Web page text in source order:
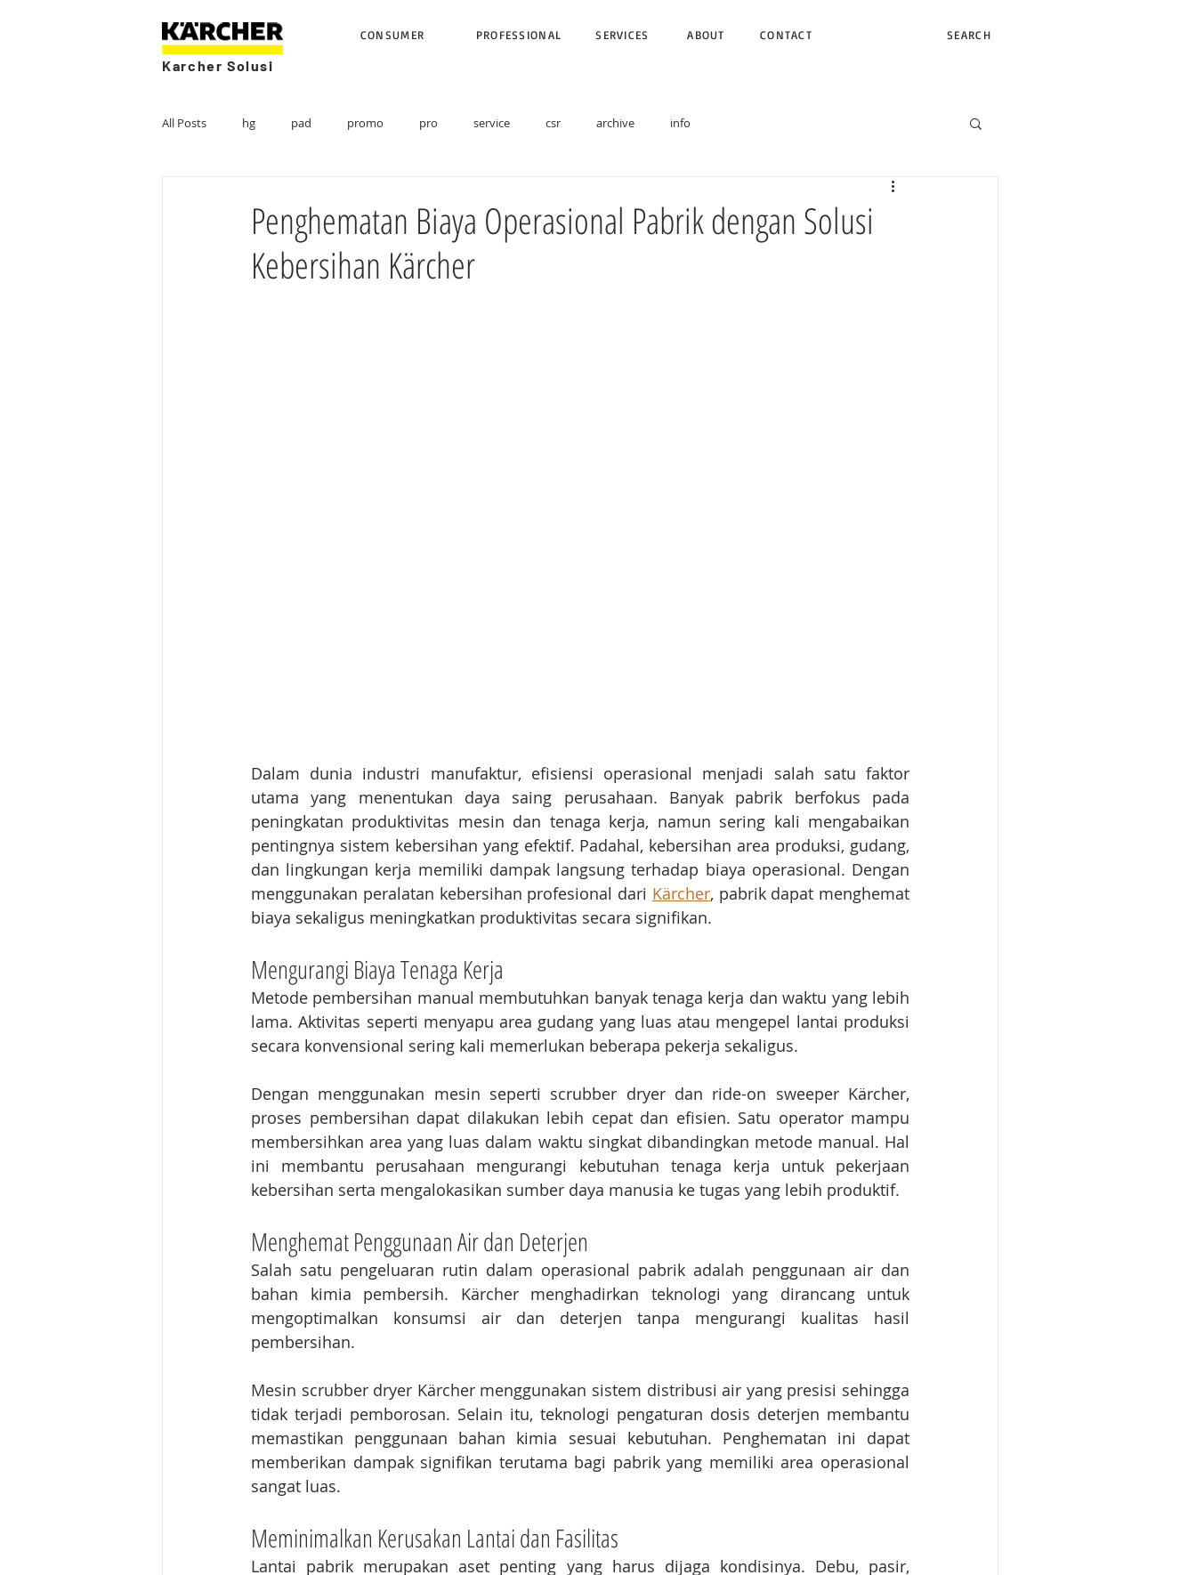
CONSUMER PROFESSIONAL SERVICES ABOUT CONTACT SEARCH
Karcher Solusi
All Posts hg pad promo pro service csr archive info
Penghematan Biaya Operasional Pabrik dengan Solusi
Kebersihan Kärcher
Dalam dunia industri manufaktur, efisiensi operasional menjadi salah satu faktor
utama yang menentukan daya saing perusahaan. Banyak pabrik berfokus pada
peningkatan produktivitas mesin dan tenaga kerja, namun sering kali mengabaikan
pentingnya sistem kebersihan yang efektif. Padahal, kebersihan area produksi, gudang,
dan lingkungan kerja memiliki dampak langsung terhadap biaya operasional. Dengan
menggunakan peralatan kebersihan profesional dari Kärcher, pabrik dapat menghemat
biaya sekaligus meningkatkan produktivitas secara signifikan.
Mengurangi Biaya Tenaga Kerja
Metode pembersihan manual membutuhkan banyak tenaga kerja dan waktu yang lebih
lama. Aktivitas seperti menyapu area gudang yang luas atau mengepel lantai produksi
secara konvensional sering kali memerlukan beberapa pekerja sekaligus.
Dengan menggunakan mesin seperti scrubber dryer dan ride-on sweeper Kärcher,
proses pembersihan dapat dilakukan lebih cepat dan efisien. Satu operator mampu
membersihkan area yang luas dalam waktu singkat dibandingkan metode manual. Hal
ini membantu perusahaan mengurangi kebutuhan tenaga kerja untuk pekerjaan
kebersihan serta mengalokasikan sumber daya manusia ke tugas yang lebih produktif.
Menghemat Penggunaan Air dan Deterjen
Salah satu pengeluaran rutin dalam operasional pabrik adalah penggunaan air dan
bahan kimia pembersih. Kärcher menghadirkan teknologi yang dirancang untuk
mengoptimalkan konsumsi air dan deterjen tanpa mengurangi kualitas hasil
pembersihan.
Mesin scrubber dryer Kärcher menggunakan sistem distribusi air yang presisi sehingga
tidak terjadi pemborosan. Selain itu, teknologi pengaturan dosis deterjen membantu
memastikan penggunaan bahan kimia sesuai kebutuhan. Penghematan ini dapat
memberikan dampak signifikan terutama bagi pabrik yang memiliki area operasional
sangat luas.
Meminimalkan Kerusakan Lantai dan Fasilitas
Lantai pabrik merupakan aset penting yang harus dijaga kondisinya. Debu, pasir,